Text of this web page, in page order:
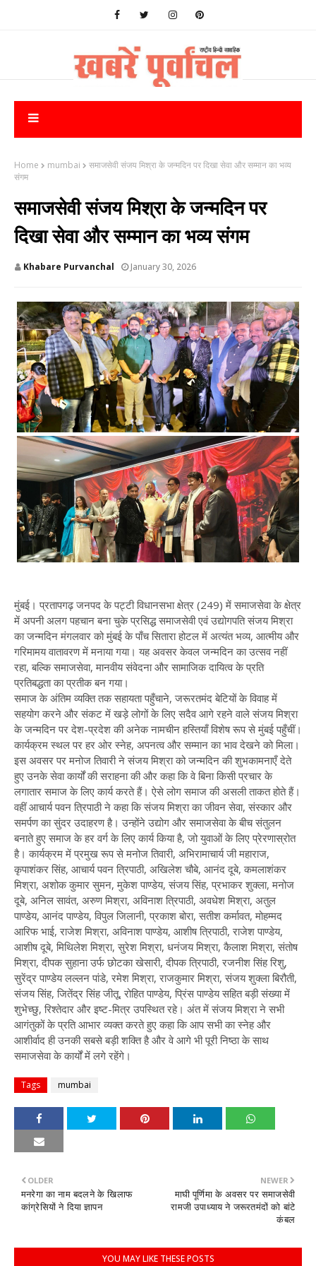
Home mumbai
समाजसेवी संजय मिश्रा के जन्मदिन पर दिखा सेवा और सम्मान का भव्य
संगम
समाजसेवी संजय मिश्रा के जन्मदिन पर
दिखा सेवा और सम्मान का भव्य संगम
Khabare Purvanchal January 30, 2026
मुंबई। प्रतापगढ़ जनपद के पट्टी विधानसभा क्षेत्र (249) में समाजसेवा के क्षेत्र
में अपनी अलग पहचान बना चुके प्रसिद्ध समाजसेवी एवं उद्योगपति संजय मिश्रा
का जन्मदिन मंगलवार को मुंबई के पाँच सितारा होटल में अत्यंत भव्य, आत्मीय और
गरिमामय वातावरण में मनाया गया। यह अवसर केवल जन्मदिन का उत्सव नहीं
रहा, बल्कि समाजसेवा, मानवीय संवेदना और सामाजिक दायित्व के प्रति
प्रतिबद्धता का प्रतीक बन गया।
समाज के अंतिम व्यक्ति तक सहायता पहुँचाने, जरूरतमंद बेटियों के विवाह में
सहयोग करने और संकट में खड़े लोगों के लिए सदैव आगे रहने वाले संजय मिश्रा
के जन्मदिन पर देश-प्रदेश की अनेक नामचीन हस्तियाँ विशेष रूप से मुंबई पहुँचीं।
कार्यक्रम स्थल पर हर ओर स्नेह, अपनत्व और सम्मान का भाव देखने को मिला।
इस अवसर पर मनोज तिवारी ने संजय मिश्रा को जन्मदिन की शुभकामनाएँ देते
हुए उनके सेवा कार्यों की सराहना की और कहा कि वे बिना किसी प्रचार के
लगातार समाज के लिए कार्य करते हैं। ऐसे लोग समाज की असली ताकत होते हैं।
वहीं आचार्य पवन त्रिपाठी ने कहा कि संजय मिश्रा का जीवन सेवा, संस्कार और
समर्पण का सुंदर उदाहरण है। उन्होंने उद्योग और समाजसेवा के बीच संतुलन
बनाते हुए समाज के हर वर्ग के लिए कार्य किया है, जो युवाओं के लिए प्रेरणास्रोत
है। कार्यक्रम में प्रमुख रूप से मनोज तिवारी, अभिरामाचार्य जी महाराज,
कृपाशंकर सिंह, आचार्य पवन त्रिपाठी, अखिलेश चौबे, आनंद दूबे, कमलाशंकर
मिश्रा, अशोक कुमार सुमन, मुकेश पाण्डेय, संजय सिंह, प्रभाकर शुक्ला, मनोज
दूबे, अनिल सावंत, अरुण मिश्रा, अविनाश त्रिपाठी, अवधेश मिश्रा, अतुल
पाण्डेय, आनंद पाण्डेय, विपुल जिलानी, प्रकाश बोरा, सतीश कर्मावत, मोहम्मद
आरिफ भाई, राजेश मिश्रा, अविनाश पाण्डेय, आशीष त्रिपाठी, राजेश पाण्डेय,
आशीष दूबे, मिथिलेश मिश्रा, सुरेश मिश्रा, धनंजय मिश्रा, कैलाश मिश्रा, संतोष
मिश्रा, दीपक सुहाना उर्फ छोटका खेसारी, दीपक त्रिपाठी, रजनीश सिंह रिशु,
सुरेंद्र पाण्डेय लल्लन पांडे, रमेश मिश्रा, राजकुमार मिश्रा, संजय शुक्ला बिरौती,
संजय सिंह, जितेंद्र सिंह जीतू, रोहित पाण्डेय, प्रिंस पाण्डेय सहित बड़ी संख्या में
शुभेच्छु, रिश्तेदार और इष्ट-मित्र उपस्थित रहे। अंत में संजय मिश्रा ने सभी
आगंतुकों के प्रति आभार व्यक्त करते हुए कहा कि आप सभी का स्नेह और
आशीर्वाद ही उनकी सबसे बड़ी शक्ति है और वे आगे भी पूरी निष्ठा के साथ
समाजसेवा के कार्यों में लगे रहेंगे।
Tags mumbai
NEWER
माघी पूर्णिमा के अवसर पर समाजसेवी
रामजी उपाध्याय ने जरूरतमंदों को बांटे
कंबल
OLDER
मनरेगा का नाम बदलने के खिलाफ
कांग्रेसियों ने दिया ज्ञापन
YOU MAY LIKE THESE POSTS